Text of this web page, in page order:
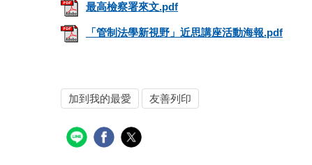
最高檢察署來文.pdf
「管制法學新視野」近思講座活動海報.pdf
加到我的最愛 友善列印